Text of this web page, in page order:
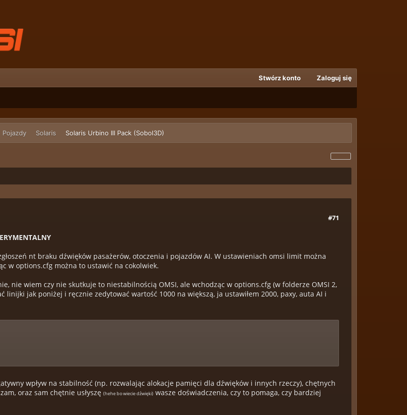
Stwórz konto Zaloguj się
Pojazdy Solaris Solaris Urbino III Pack (Sobol3D)
#71
nt braku dźwięków pasażerów, otoczenia i pojazdów AI. W ustawieniach omsi limit można
w options.cfg można to ustawić na cokolwiek.
nie wiem czy nie skutkuje to niestabilnością OMSI, ale wchodząc w options.cfg (w folderze OMSI 2,
linijki jak poniżej i ręcznie zedytować wartość 1000 na większą, ja ustawiłem 2000, paxy, auta AI i
wpływ na stabilność (np. rozwalając alokacje pamięci dla dźwięków i innych rzeczy), chętnych
oraz sam chętnie usłyszę (hehe bo wiecie dźwięki)wasze doświadczenia, czy to pomaga, czy bardziej